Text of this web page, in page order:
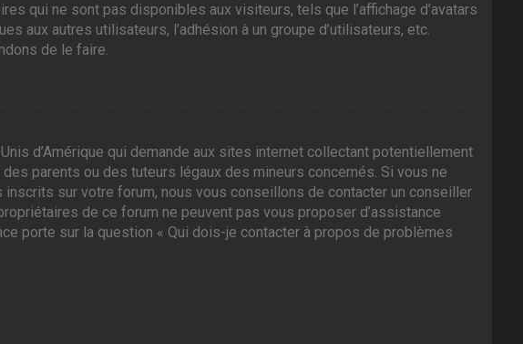
qui ne sont pas disponibles aux visiteurs, tels que l’affichage d’avatars
aux autres utilisateurs, l’adhésion à un groupe d’utilisateurs, etc.
de le faire.
d’Amérique qui demande aux sites internet collectant potentiellement
parents ou des tuteurs légaux des mineurs concernés. Si vous ne
sur votre forum, nous vous conseillons de contacter un conseiller
de ce forum ne peuvent pas vous proposer d’assistance
porte sur la question « Qui dois-je contacter à propos de problèmes